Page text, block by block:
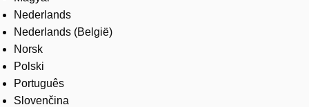
Nederlands
Nederlands (België)
Norsk
Polski
Português
Slovenčina